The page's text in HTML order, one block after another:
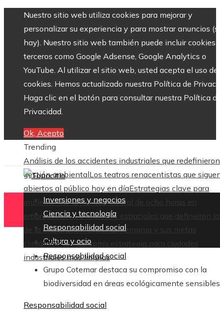
Nuestro sitio web utiliza cookies para mejorar y
personalizar su experiencia y para mostrar anuncios
hay). Nuestro sitio web también puede incluir cookies
terceros como Google Adsense, Google Analytics o
YouTube. Al utilizar el sitio web, usted acepta el uso de
cookies. Hemos actualizado nuestra Política de
Haga clic en el botón para consultar nuestra Política
Privacidad.
Ok, Acepto
Trending
Análisis de los accidentes industriales que
gestión ambientalLos teatros renacentistas que
abiertos al público hoy en díaEstrategias clave para
implementar la jornada laboral de ocho horas en
empresasLas 15 misiones espaciales que definieron
de la exploración espacialAlemania y sus metas
climáticas: la RSE como estrategia para ciudades
industriales más limpias
Inversiones y negocios
Ciencia y tecnología
Responsabilidad social
Cultura y ocio
Inicio
Responsabilidad social
Grupo Cotemar destaca su compromiso con la
biodiversidad en áreas ecológicamente sensibles
Responsabilidad social